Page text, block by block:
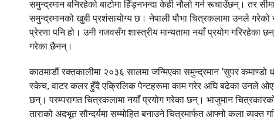
समुन्द्रमान बनिरहेको बाटोमा हिँड्नभन्दा केही नौलो गर्न रूचाउँछन्। तर
समुन्द्रमानको खुबी प्रशंसायोग्य छ। नेपाली पौभा चित्रकलामा उनले
प्रेरणा पनि हो। उनी गजवसँग शास्त्रीय मान्यतामा नयाँ प्रयोग गरिरहेका
गरेका छैनन्।
काठमाडौं रक्तकालीमा २०३६ सालमा जन्मिएका समुन्द्रमान ‘सुपर
स्केच, वाटर कलर हुँदै एक्रिलिक पेन्टहरूमा काम गरेर अघि बढेका उनले ओएल
छन्। परम्परागत चित्रकलामा नयाँ प्रयोग गरेका छन्। भाजुमान
ताराको अदभूत सौन्दर्यमा सम्मोहित बनाउने चित्रमार्फत आफ्नो कला व्यक्त